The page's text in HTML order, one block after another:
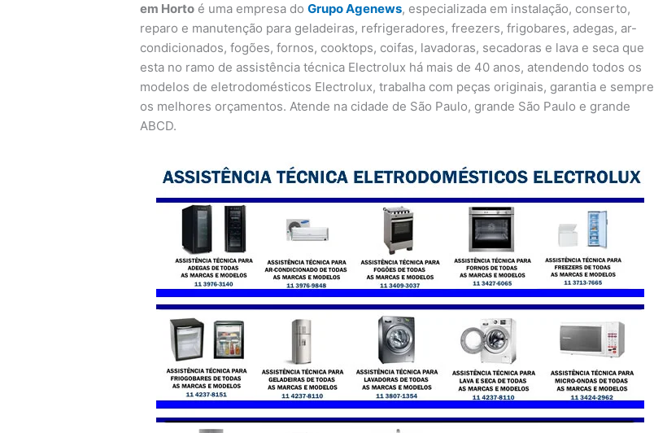
em Horto é uma empresa doGrupo Agenews, especializada em instalação, conserto,
reparo e manutenção para geladeiras, refrigeradores, freezers, frigobares, adegas, ar-
condicionados, fogões, fornos, cooktops, coifas, lavadoras, secadoras e lava e seca que
esta no ramo de assistência técnica Electrolux há mais de 40 anos, atendendo todos os
modelos de eletrodomésticos Electrolux, trabalha com peças originais, garantia e sempre
os melhores orçamentos. Atende na cidade de São Paulo, grande São Paulo e grande
ABCD.